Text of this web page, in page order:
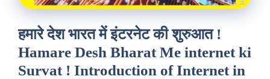
हमारे देश भारत में इंटरनेट की शुरुआत !
Hamare Desh Bharat Me internet ki
Survat ! Introduction of Internet in